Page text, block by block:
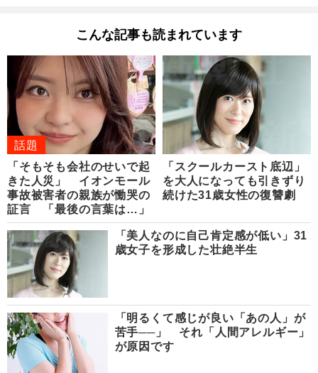
こんな記事も読まれています
話題
「そもそも会社のせいで起
きた人災」 イオンモール
事故被害者の親族が慟哭の
証言 「最後の言葉は…」
「スクールカースト底辺」
を大人になっても引きずり
続けた31歳女性の復讐劇
「美人なのに自己肯定感が低い」31
歳女子を形成した壮絶半生
「明るくて感じが良い「あの人」が
苦手──」 それ「人間アレルギー」
が原因です